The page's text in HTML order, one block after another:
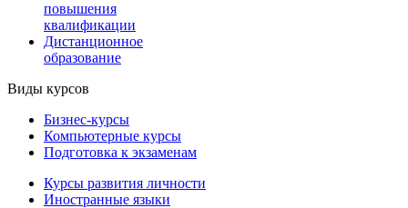
повышения
квалификации
Дистанционное
образование
Виды курсов
Бизнес-курсы
Компьютерные курсы
Подготовка к экзаменам
Курсы развития личности
Иностранные языки